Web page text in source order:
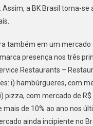
Assim, a BK Brasil torna-se
também em um
presença nos três
Restaurants –
i) hambúrgueres, com
pizza, com mercado de
mais de 10% ao ano nos
ainda incipiente no